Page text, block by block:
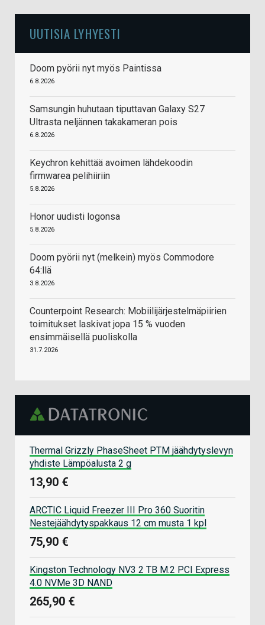
UUTISIA LYHYESTI
Doom pyörii nyt myös Paintissa
6.8.2026
Samsungin huhutaan tiputtavan Galaxy S27
Ultrasta neljännen takakameran pois
6.8.2026
Keychron kehittää avoimen lähdekoodin
firmwarea pelihiiriin
5.8.2026
Honor uudisti logonsa
5.8.2026
Doom pyörii nyt (melkein) myös Commodore
64:llä
3.8.2026
Counterpoint Research: Mobiilijärjestelmäpiirien
toimitukset laskivat jopa 15 % vuoden
ensimmäisellä puoliskolla
31.7.2026
Thermal Grizzly PhaseSheet PTM jäähdytyslevyn
yhdiste Lämpöalusta 2 g
13,90 €
ARCTIC Liquid Freezer III Pro 360 Suoritin
Nestejäähdytyspakkaus 12 cm musta 1 kpl
75,90 €
Kingston Technology NV3 2 TB M.2 PCI Express
4.0 NVMe 3D NAND
265,90 €